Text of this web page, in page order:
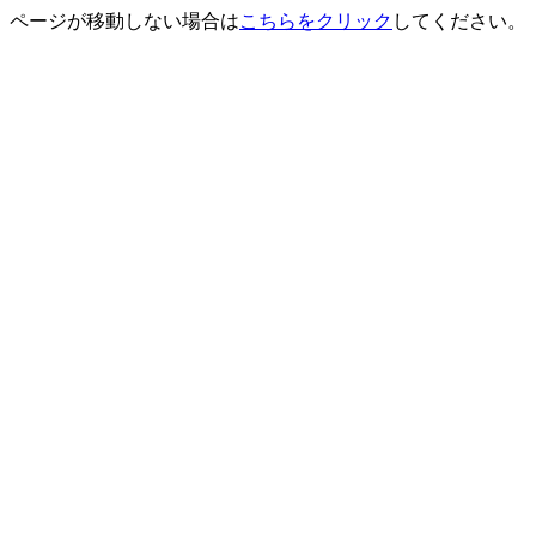
ページが移動しない場合はこちらをクリック してください。